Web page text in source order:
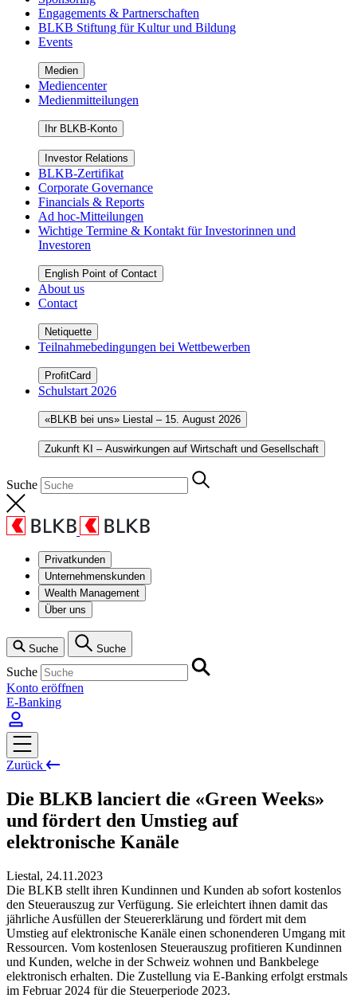
Engagements & Partnerschaften
BLKB Stiftung für Kultur und Bildung
Events
Medien
Mediencenter
Medienmitteilungen
Ihr BLKB-Konto
Investor Relations
BLKB-Zertifikat
Corporate Governance
Financials & Reports
Ad hoc-Mitteilungen
Wichtige Termine & Kontakt für Investorinnen und
Investoren
English Point of Contact
About us
Contact
Netiquette
Teilnahmebedingungen bei Wettbewerben
ProfitCard
Schulstart 2026
«BLKB bei uns» Liestal – 15. August 2026
Zukunft KI – Auswirkungen auf Wirtschaft und Gesellschaft
Suche
Privatkunden
Unternehmenskunden
Wealth Management
Über uns
Suche Suche
Suche
Konto eröffnen
E-Banking
Zurück
Die BLKB lanciert die «Green Weeks»
und fördert den Umstieg auf
elektronische Kanäle
Liestal, 24.11.2023
Die BLKB stellt ihren Kundinnen und Kunden ab sofort kostenlos
den Steuerauszug zur Verfügung. Sie erleichtert ihnen damit das
jährliche Ausfüllen der Steuererklärung und fördert mit dem
Umstieg auf elektronische Kanäle einen schonenderen Umgang mit
Ressourcen. Vom kostenlosen Steuerauszug profitieren Kundinnen
und Kunden, welche in der Schweiz wohnen und Bankbelege
elektronisch erhalten. Die Zustellung via E-Banking erfolgt erstmals
im Februar 2024 für die Steuerperiode 2023.